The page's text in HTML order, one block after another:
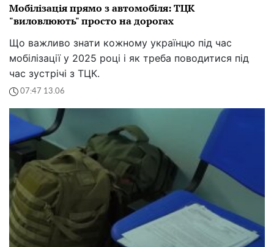
Мобілізація прямо з автомобіля: ТЦК
"виловлюють" просто на дорогах
Що важливо знати кожному українцю під час
мобілізації у 2025 році і як треба поводитися під
час зустрічі з ТЦК.
07:47 13.06